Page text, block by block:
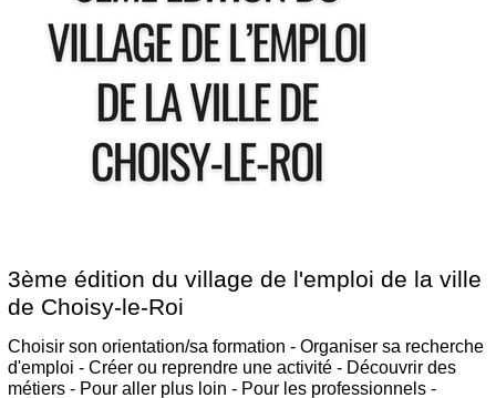
3ème édition du village de l'emploi de la ville
de Choisy-le-Roi
Choisir son orientation/sa formation - Organiser sa recherche
d'emploi - Créer ou reprendre une activité - Découvrir des
métiers - Pour aller plus loin - Pour les professionnels -